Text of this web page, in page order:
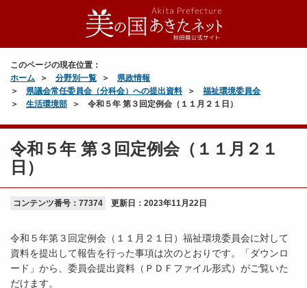
このページの現在位置：
ホーム
分野別一覧
県政情報
県議会常任委員会（分科会）への提出資料
福祉環境委員会
生活環境部
令和５年 第３回定例会（１１月２１日）
令和５年 第３回定例会（１１月２１
日）
コンテンツ番号：77374 更新日： 2023年11月22日
令和５年第３回定例会（１１月２１日）福祉環境委員会に対して
資料を提出して報告を行った事項は次のとおりです。「ダウンロ
ード」から、委員会提出資料（ＰＤＦファイル形式）がご覧いた
だけます。